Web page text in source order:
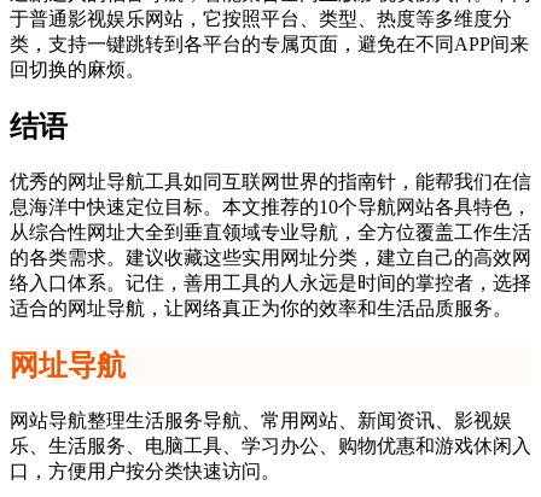
于普通影视娱乐网站，它按照平台、类型、热度等多维度分
类，支持一键跳转到各平台的专属页面，避免在不同APP间来
回切换的麻烦。
结语
优秀的网址导航工具如同互联网世界的指南针，能帮我们在信
息海洋中快速定位目标。本文推荐的10个导航网站各具特色，
从综合性网址大全到垂直领域专业导航，全方位覆盖工作生活
的各类需求。建议收藏这些实用网址分类，建立自己的高效网
络入口体系。记住，善用工具的人永远是时间的掌控者，选择
适合的网址导航，让网络真正为你的效率和生活品质服务。
网址导航
网站导航整理生活服务导航、常用网站、新闻资讯、影视娱
乐、生活服务、电脑工具、学习办公、购物优惠和游戏休闲入
口，方便用户按分类快速访问。